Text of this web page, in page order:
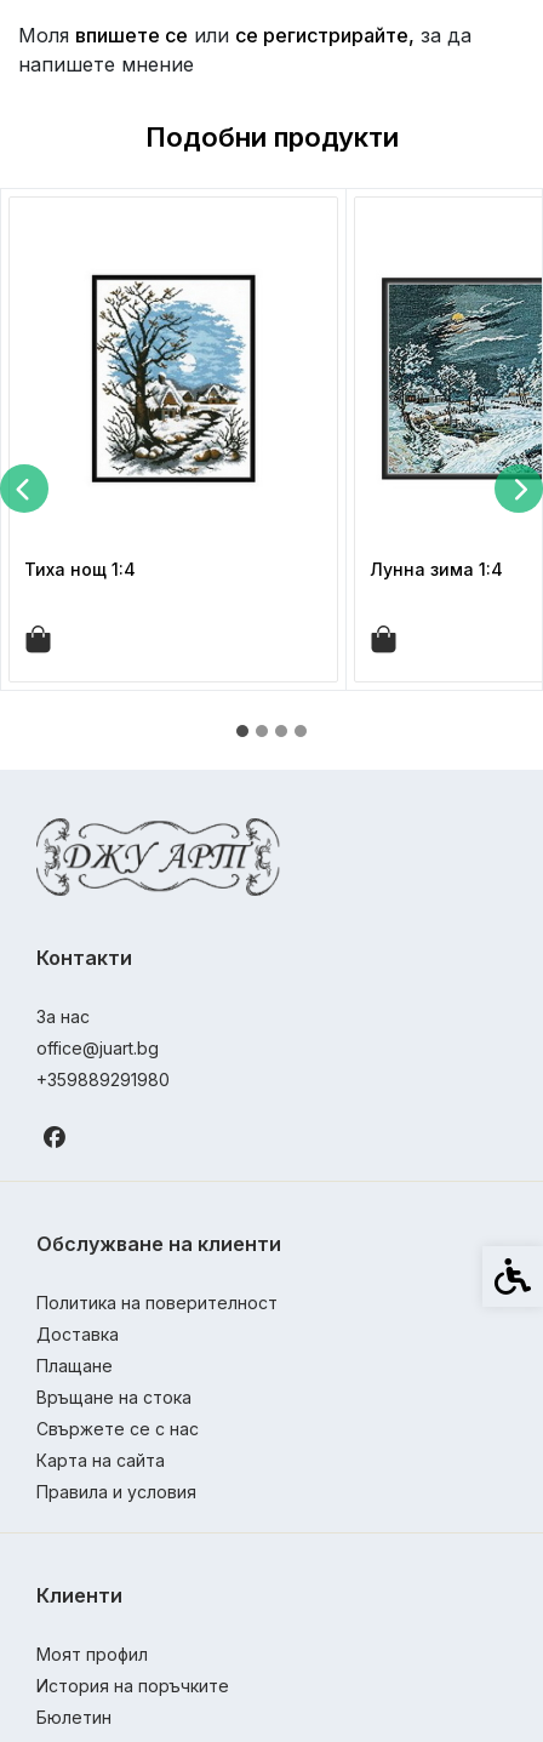
Моля впишете се или се регистрирайте, за да
напишете мнение
Подобни продукти
Тиха нощ 1:4 Лунна зима 1:4
Контакти
За нас
office@juart.bg
+359889291980
Обслужване на клиенти
Политика на поверителност
Доставка
Плащане
Връщане на стока
Свържете се с нас
Карта на сайта
Правила и условия
Клиенти
Моят профил
История на поръчките
Бюлетин